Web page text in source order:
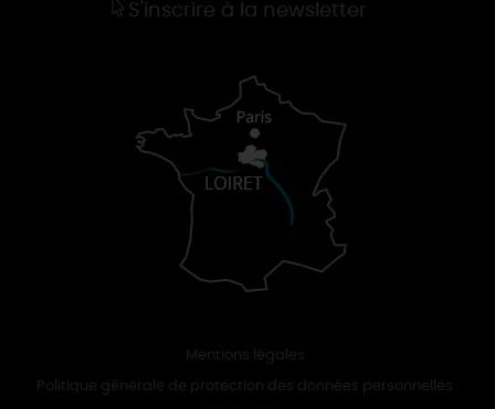
S'inscrire à la newsletter
Mentions légales
Politique générale de protection des données personnelles